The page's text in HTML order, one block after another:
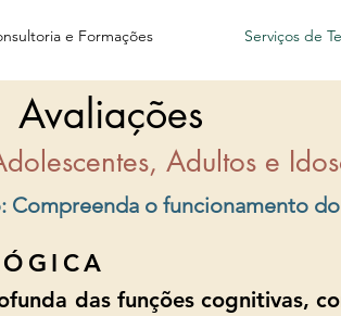
e Formações Serviços de
Avaliações
Adultos e
o funcionamento
das funções cognitivas,